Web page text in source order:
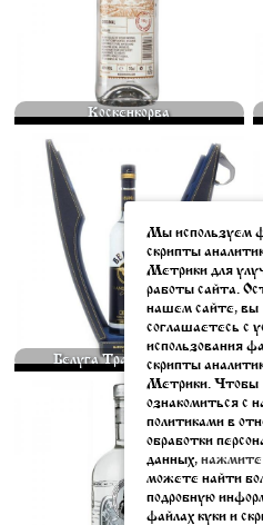
Коскенкорва
4375⃏
Белуга Трансатлантик
ВОДКА «BELUGA TRANSATLANTIC
RACING» - ОГРАНИЧЕННАЯ
СЕРИЯ ВОДКИ «БЕЛУГА»,
СОЗДАННАЯ В ЧЕСТЬ ЯХТЕННОЙ
КОМАНДЫ «БЕЛУГА»,... 500 МЛ.
КРИСТАЛЬНО-ПРОЗРАЧНАЯ
ВОДКА "ЦАРСКАЯ
ОРИГИНАЛЬНАЯ" , БЛАГОДАРЯ
СИСТЕМЕ ОЧИСТКИ С
ИСПОЛЬЗОВАНИЕМ БЕРЕЗОВОГО
УГЛЯ И СЕРЕБРА ОБЛАДАЕТ
ОЧЕНЬ МЯГКИМ
КЛАССИЧЕСКИМ... 500 МЛ.
Мы используем
скрипты
Метрики для
работы сайта.
нашем сайте, вы
соглашаетесь с
использования
скрипты
Метрики. Чтобы
ознакомиться с
политиками в
обработки
данных, нажмите
можете найти
подробную
файлах куки и